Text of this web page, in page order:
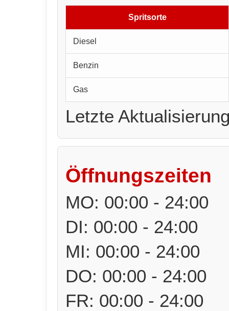
Spritsorte
Diesel
Benzin
Gas
Letzte
Öffnungszeiten
MO: 00:00 - 24:00
DI: 00:00 - 24:00
MI: 00:00 - 24:00
DO: 00:00 - 24:00
FR: 00:00 - 24:00